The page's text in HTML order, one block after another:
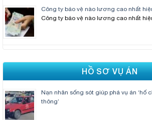
Công ty bảo vệ nào lương cao nhất
Công ty bảo vệ nào lương cao nhất
HỒ SƠ VỤ ÁN
Nạn nhân sống sót giúp phá vụ án
thông’